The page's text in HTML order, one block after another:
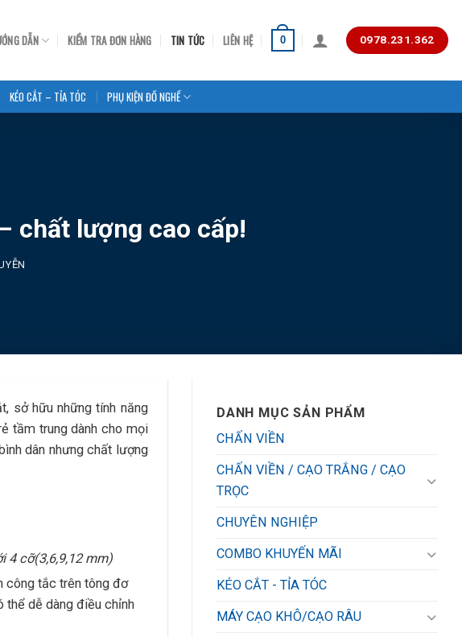
DẪN KIỂM TRA ĐƠN HÀNG TIN TỨC LIÊN HỆ 0 0978.231.362
KÉO CẮT – TỈA TÓC PHỤ KIỆN ĐỒ NGHỀ
chất lượng cao cấp!
sở hữu những tính năng
tầm trung dành cho mọi
dân nhưng chất lượng
4 cỡ(3,6,9,12 mm)
công tắc trên tông đơ
dễ dàng điều chỉnh
DANH MỤC SẢN PHẨM
CHẤN VIỀN
CHẤN VIỀN / CẠO TRẮNG / CẠO
TRỌC
CHUYÊN NGHIỆP
COMBO KHUYẾN MÃI
KÉO CẮT - TỈA TÓC
MÁY CẠO KHÔ/CẠO RÂU